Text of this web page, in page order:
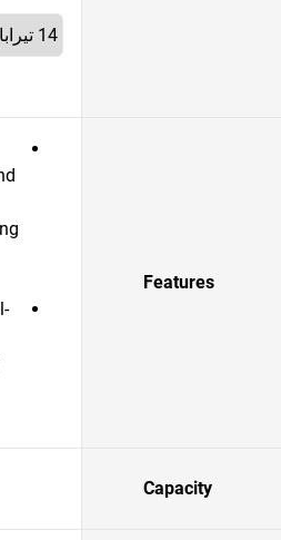
Features
Capacity